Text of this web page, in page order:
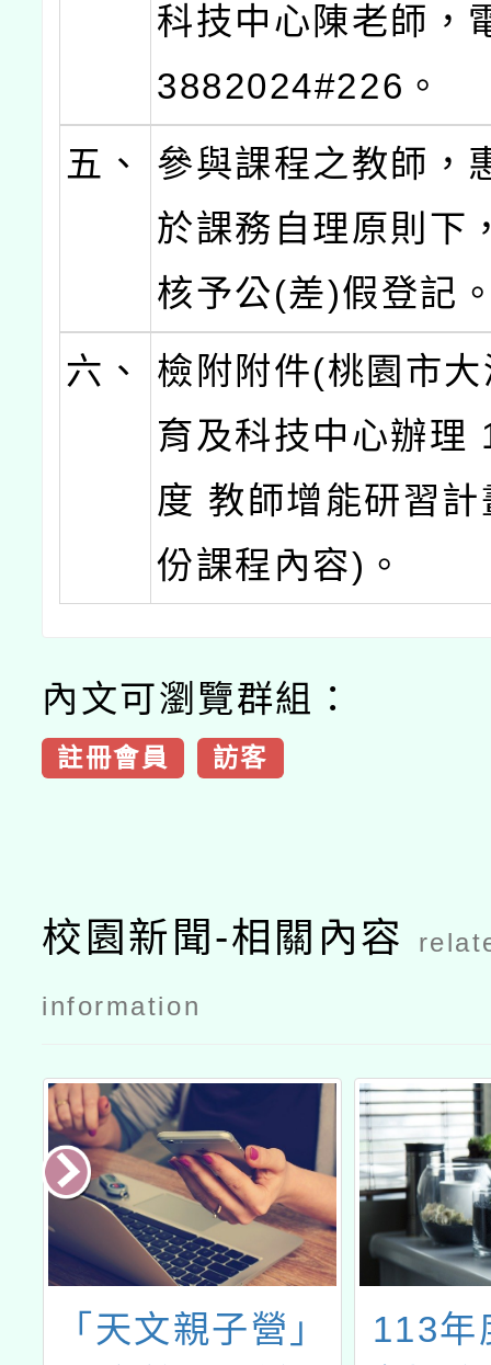
科技中心陳老師，
3882024#226。
五、
參與課程之教師，
於課務自理原則下
核予公(差)假登記
六、
檢附附件(桃園市
育及科技中心辦理
度 教師增能研習
份課程內容)。
內文可瀏覽群組：
註冊會員 訪客
校園新聞-相關內容
information
「天文親子營」
113年